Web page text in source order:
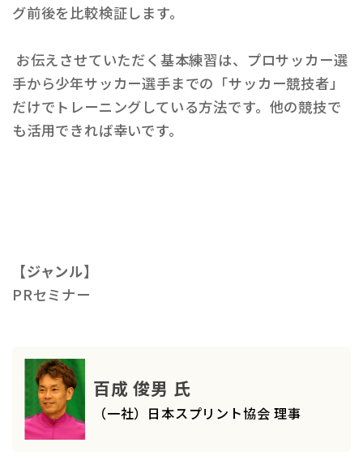
グ前後を比較検証します。
お伝えさせていただく基本練習は、プロサッカー選
手から少年サッカー選手までの「サッカー競技者」
だけでトレーニングしている方法です。他の競技で
も活用できれば幸いです。
【ジャンル】
PRセミナー
百成 俊男 氏
（一社）日本スプリント協会 理事